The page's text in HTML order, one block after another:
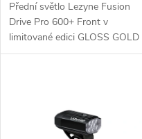
d
u
o
d
Přední světlo Lezyne Fusion
Drive Pro 600+ Front v
limitované edici GLOSS GOLD
poskytuje spolehlivé a odolné...